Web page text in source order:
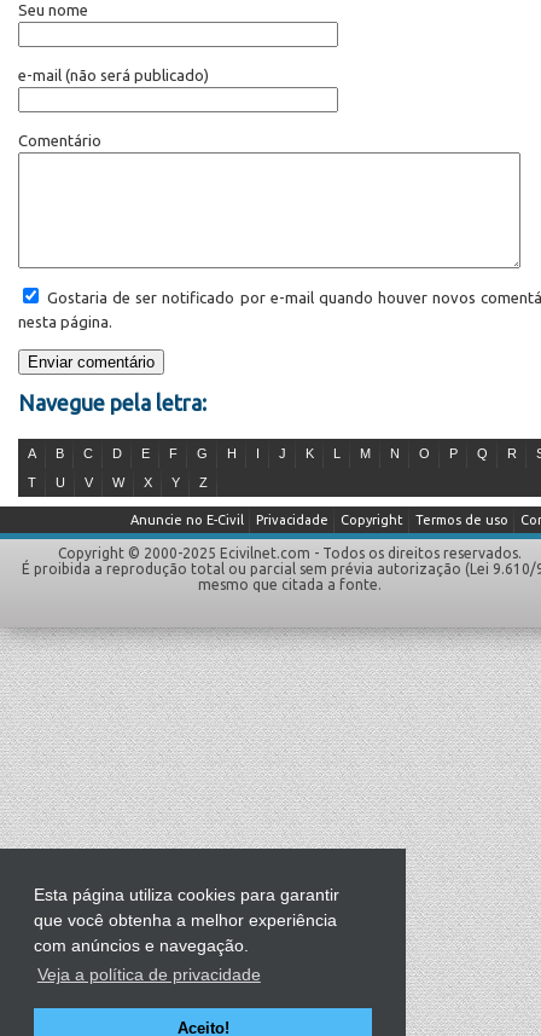
Esta página utiliza cookies para garantir
que você obtenha a melhor experiência
com anúncios e navegação.
Veja a política de privacidade
Aceito!
Seu nome
e-mail (não será publicado)
Comentário
Gostaria de ser notificado por e-mail quando houver novos
nesta página.
Navegue pela letra:
A B C D E F G H J K M N O P Q R
T
U V W X Y Z
Termos de uso
Copyright
Privacidade
Anuncie no E-Civil
Copyright © 2000-2025 Ecivilnet.com - Todos os direitos reservados.
É proibida a reprodução total ou parcial sem prévia autorização (Lei 9.610/
mesmo que citada a fonte.